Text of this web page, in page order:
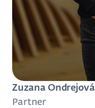
Zuzana Ondrejová
Partner